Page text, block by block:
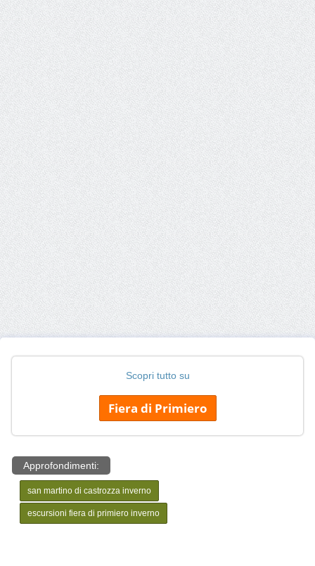
Scopri tutto su
Fiera di Primiero
Approfondimenti:
san martino di castrozza inverno
escursioni fiera di primiero inverno